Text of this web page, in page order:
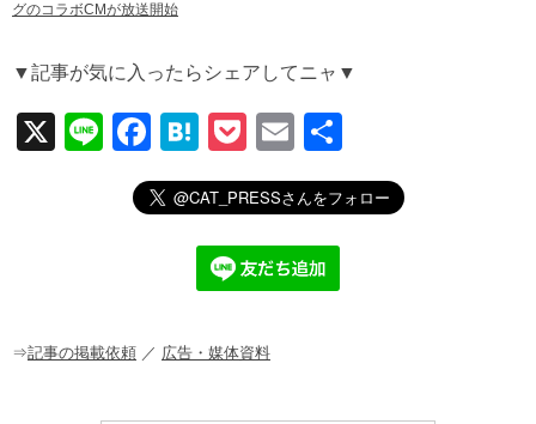
グのコラボCMが放送開始
▼記事が気に入ったらシェアしてニャ▼
X
Li
F
a
c
o
H
at
e
n
a
P
o
ck
et
E
m
ail
有
⇒記事の掲載依頼 ／ 広告・媒体資料